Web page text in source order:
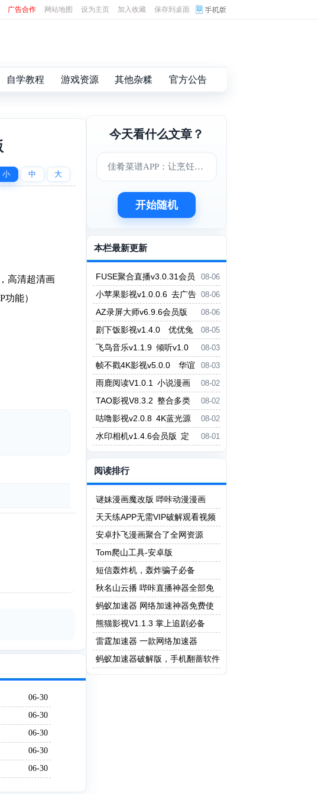
广告合作 网站地图 设为主页 加入收藏 保存到桌面
自学教程 游戏资源 其他杂糅 官方公告
小 中 大
高清超清画
能）
06-30
06-30
06-30
06-30
06-30
今天看什么文章？
佳肴菜谱APP：让烹饪变得更简单美味
开始随机
本栏最新更新
08-06
FUSE聚合直播v3.0.31会员
版 虎牙斗鱼抖音快手哔哩哔哩YY
直播等
08-06
小苹果影视v1.0.0.6 去广告
版 小草影视v2.5.7
08-06
AZ录屏大师v6.9.6会员版
支持1080P/60fps录制 剪辑功能
08-05
剧下饭影视v1.4.0 优优兔
影视v5.1.3
08-03
飞鸟音乐v1.1.9 倾听v1.0
无损音乐免费听免费下载
08-03
帧不戳4K影视v5.0.0 华谊
影视v6.0.0.1
08-02
雨鹿阅读V1.0.1 小说漫画
二合一阅读App
08-02
TAO影视V8.3.2 整合多类
型热门影视资源
08-02
咕噜影视v2.0.8 4K蓝光源
P7影视v6.2.1
08-01
水印相机v1.4.6会员版 定
义地址日期 打卡记录
阅读排行
谜妹漫画魔改版 哔咔动漫漫画
天天练APP无需VIP破解观看视频
做题版本
安卓扑飞漫画聚合了全网资源
Tom爬山工具-安卓版
短信轰炸机，轰炸骗子必备
秋名山云播 哔咔直播神器全部免
费
蚂蚁加速器 网络加速神器免费使
用
熊猫影视V1.1.3 掌上追剧必备
雷霆加速器 一款网络加速器
蚂蚁加速器破解版，手机翻蔷软件